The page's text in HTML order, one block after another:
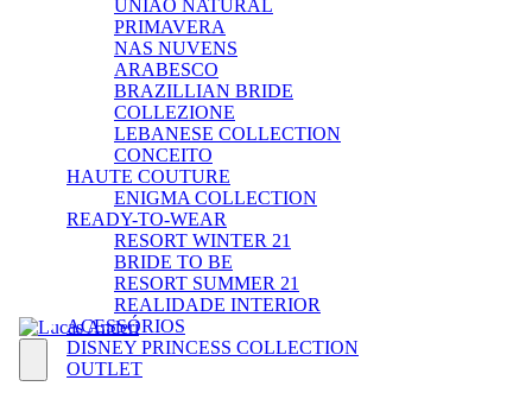
UNIÃO NATURAL
PRIMAVERA
NAS NUVENS
ARABESCO
BRAZILLIAN BRIDE
COLLEZIONE
LEBANESE COLLECTION
CONCEITO
HAUTE COUTURE
ENIGMA COLLECTION
READY-TO-WEAR
RESORT WINTER 21
BRIDE TO BE
RESORT SUMMER 21
REALIDADE INTERIOR
ACESSÓRIOS
DISNEY PRINCESS COLLECTION
OUTLET